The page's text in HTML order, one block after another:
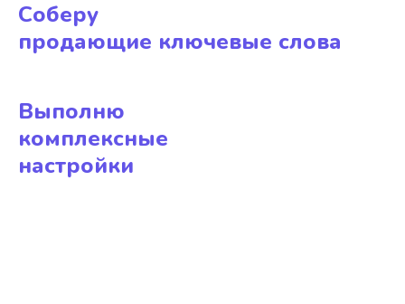
Соберу
продающие ключевые слова
Выполню
комплексные
настройки